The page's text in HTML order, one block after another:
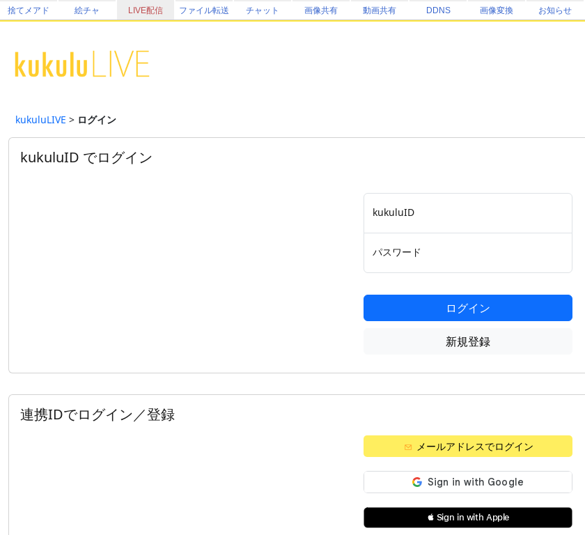
捨てメアド 絵チャ LIVE配信 ファイル転送 チャット 画像共有 動画共有 DDNS 画像変換 お知らせ
kukuluLIVE > ログイン
kukuluID でログイン
kukuluID
パスワード
ログイン
新規登録
連携IDでログイン／登録
メールアドレスでログイン
 Sign in with Apple